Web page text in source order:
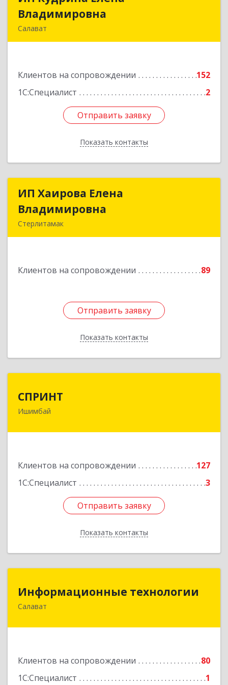
Владимировна
Салават
Клиентов на сопровождении
152
1С:Специалист
2
Отправить заявку
Показать контакты
Подробнее
Отправить заявку
Назад
ИП Хаирова Елена
Владимировна
Стерлитамак
Клиентов на сопровождении 89
Отправить заявку
Показать контакты
ИП Хаирова Елена
Отправить заявку
Назад
СПРИНТ
Ишимбай
Клиентов на сопровождении
127
1С:Специалист
3
Отправить заявку
Показать контакты
453201, Башкортостан Респ, Ишимбайский р-н,
Отправить заявку
Назад
Информационные технологии
Салават
Клиентов на сопровождении
80
1С:Специалист
1
Информационные технологии